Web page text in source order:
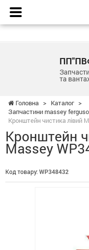
та
Головна > Каталог >
Запчастини massey
Кронштейн чистика лівий
Кронштейн
Massey
Код товару: WP348432